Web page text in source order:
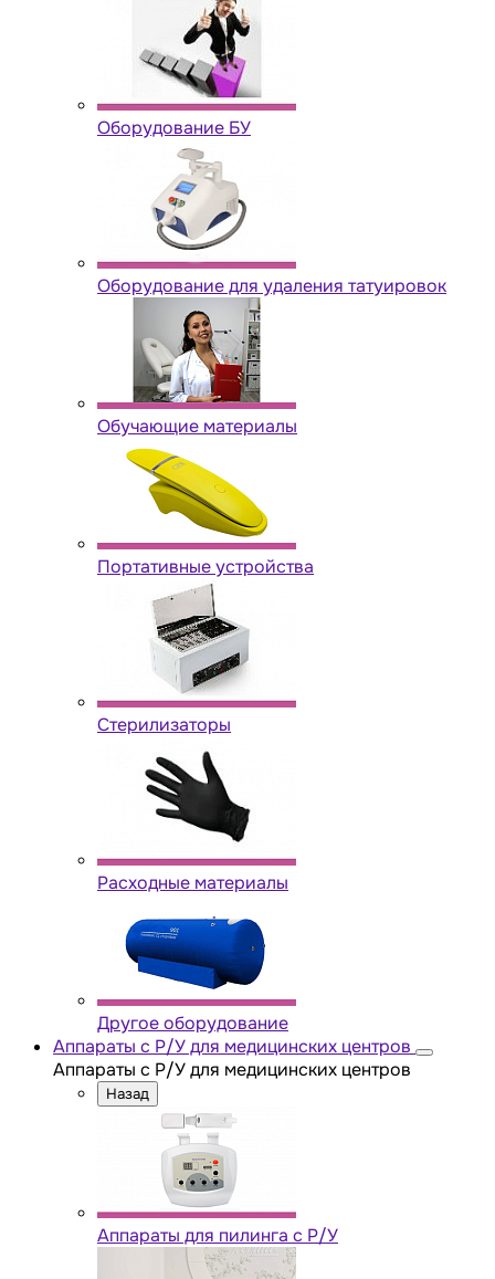
Оборудование БУ
Оборудование для удаления татуировок
Обучающие материалы
Портативные устройства
Стерилизаторы
Расходные материалы
Другое оборудование
Аппараты с Р/У для медицинских центров
Аппараты с Р/У для медицинских центров
Назад
Аппараты для пилинга с Р/У